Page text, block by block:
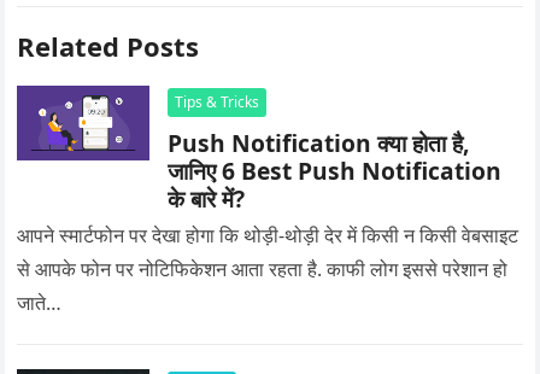
Related Posts
Tips & Tricks
Push Notification क्या होता है,
जानिए 6 Best Push Notification
के बारे में?
आपने स्मार्टफोन पर देखा होगा कि थोड़ी-थोड़ी देर में किसी न किसी वेबसाइट
से आपके फोन पर नोटिफिकेशन आता रहता है. काफी लोग इससे परेशान हो
जाते…